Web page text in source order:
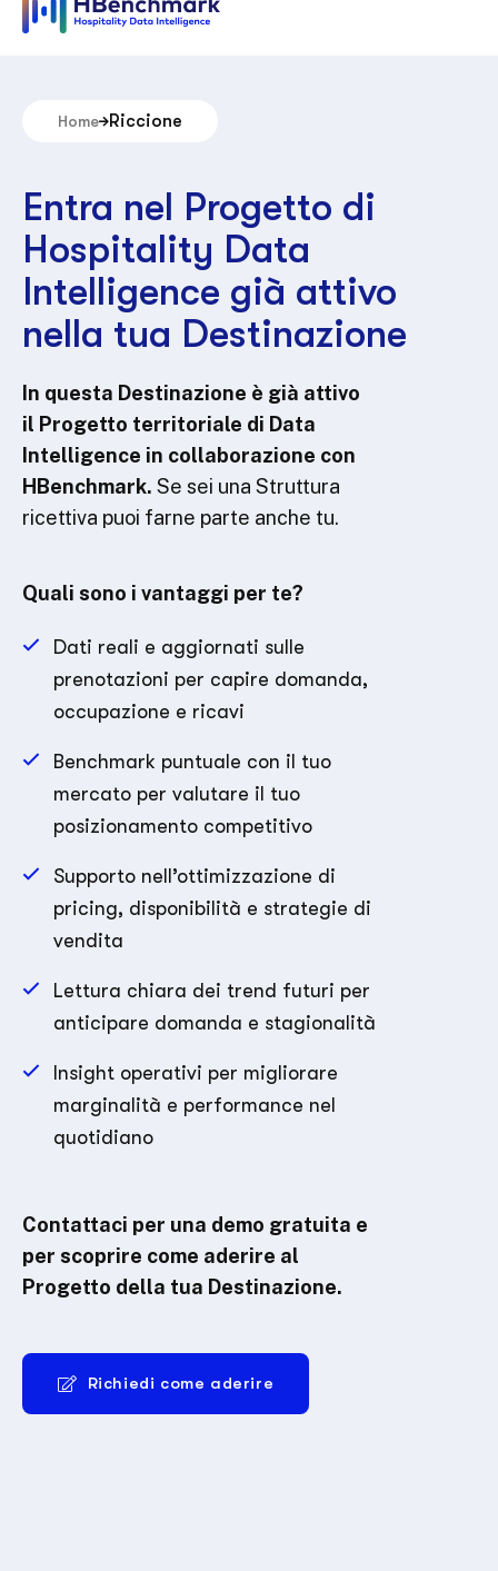
Home Riccione
Entra nel Progetto di
Hospitality Data
Intelligence già attivo
nella tua Destinazione
In questa Destinazione è già attivo
il Progetto territoriale di Data
Intelligence in collaborazione con
HBenchmark. Se sei una Struttura
ricettiva puoi farne parte anche tu.
Quali sono i vantaggi per te?
Dati reali e aggiornati sulle
prenotazioni per capire domanda,
occupazione e ricavi
Benchmark puntuale con il tuo
mercato per valutare il tuo
posizionamento competitivo
Supporto nell’ottimizzazione di
pricing, disponibilità e strategie di
vendita
Lettura chiara dei trend futuri per
anticipare domanda e stagionalità
Insight operativi per migliorare
marginalità e performance nel
quotidiano
Contattaci per una demo gratuita e
per scoprire come aderire al
Progetto della tua Destinazione.
Richiedi come aderire